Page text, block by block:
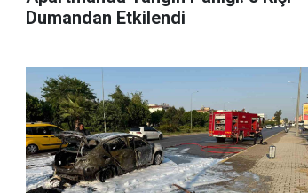
Dumandan Etkilendi